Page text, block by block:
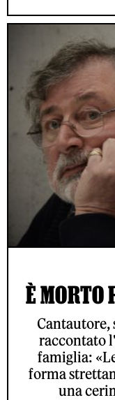
È MORTO
raccontato
famiglia:
forma
una